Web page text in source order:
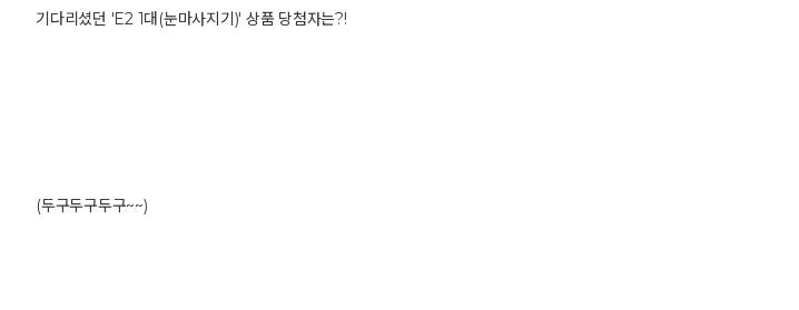
기다리셨던 'E2 1대(눈마사지기)' 상품 당첨자는?!
(두구두구두구~~)